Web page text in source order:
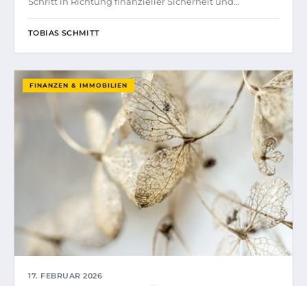
TOBIAS SCHMITT
FINANZEN & IMMOBILIEN
17. FEBRUAR 2026